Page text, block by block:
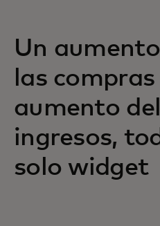
Un
las compras
aumento
ingresos,
solo widget